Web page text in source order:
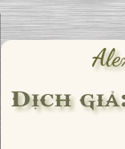
Dịch